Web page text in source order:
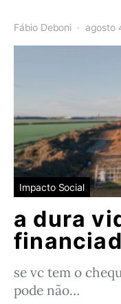
Fábio Deboni agosto
Impacto Social
a dura
se vc tem o
pode não…